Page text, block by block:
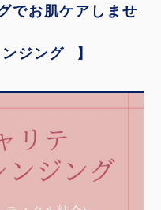
でお肌ケアしませ
ジング⠀】